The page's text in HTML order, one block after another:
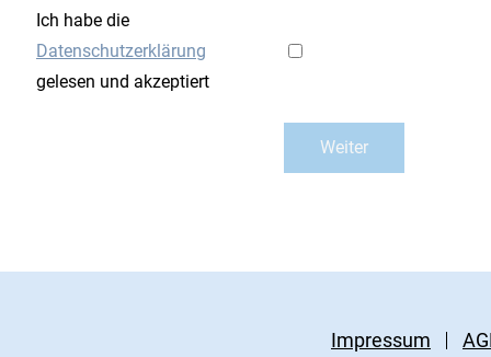
Ich habe die
Datenschutzerklärung
gelesen und akzeptiert
Impressum